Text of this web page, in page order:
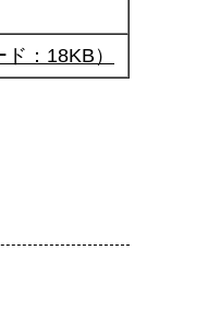
：18KB）